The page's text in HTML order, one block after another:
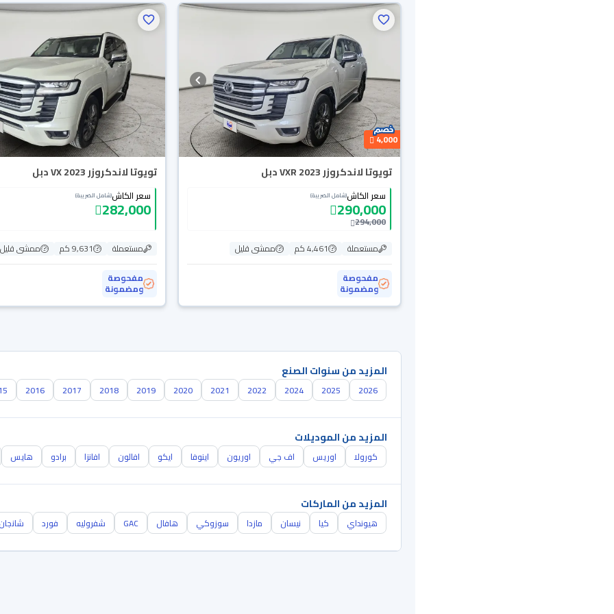
4,000
تويوتا لاندكروزر VXR 2023 دبل
سعر الكاش(شامل الضريبة)
290,000
294,000
مستعملة
4,461 كم
ممشى قليل
مفحوصة
ومضمونة
تويوتا لاندكروزر VX 2023 دبل
سعر الكاش(شامل الضريبة)
282,000
مستعملة 9,631 كم
ممشى قليل
مفحوصة
ومضمونة
المزيد من سنوات الصنع
2026
2025
2024
2022
2021
2020
2019
2018
2017
2016
المزيد من الموديلات
كورولا اوريس اف جي اوريون اينوفا ايكو افالون افانزا برادو هايس
المزيد من الماركات
هيونداي كيا نيسان مازدا سوزوكي هافال GAC شفروليه فورد